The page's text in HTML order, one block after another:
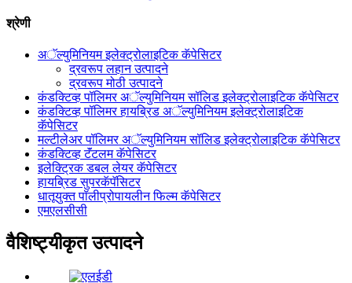
श्रेणी
अॅल्युमिनियम इलेक्ट्रोलाइटिक कॅपेसिटर
द्रवरूप लहान उत्पादने
द्रवरूप मोठी उत्पादने
कंडक्टिव्ह पॉलिमर अॅल्युमिनियम सॉलिड इलेक्ट्रोलाइटिक कॅपेसिटर
कंडक्टिव्ह पॉलिमर हायब्रिड अॅल्युमिनियम इलेक्ट्रोलाइटिक
कॅपेसिटर
मल्टीलेअर पॉलिमर अॅल्युमिनियम सॉलिड इलेक्ट्रोलाइटिक कॅपेसिटर
कंडक्टिव्ह टॅंटलम कॅपेसिटर
इलेक्ट्रिक डबल लेयर कॅपेसिटर
हायब्रिड सुपरकॅपॅसिटर
धातूयुक्त पॉलीप्रोपायलीन फिल्म कॅपेसिटर
एमएलसीसी
वैशिष्ट्यीकृत उत्पादने